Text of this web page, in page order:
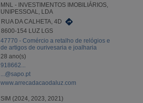
MNL - INVESTIMENTOS IMOBILIÁRIOS,
UNIPESSOAL, LDA
RUA DA CALHETA, 4D
8600-154 LUZ LGS
47770 - Comércio a retalho de relógios e
de artigos de ourivesaria e joalharia
28 ano(s)
918662...
...@sapo.pt
www.arrecadacaodaluz.com
SIM (2024, 2023, 2021)